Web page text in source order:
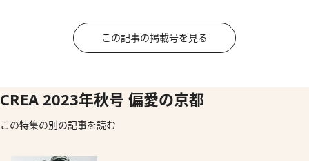
この記事の掲載号を見る
CREA 2023年秋号 偏愛の京都
この特集の別の記事を読む